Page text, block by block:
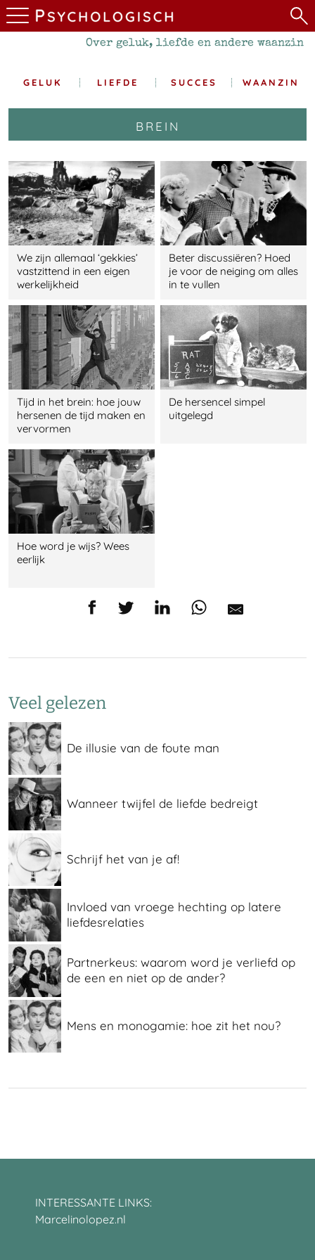
Over geluk, liefde en andere waanzin
GELUK LIEFDE SUCCES WAANZIN
brein
We zijn allemaal ‘gekkies’
vastzittend in een eigen
werkelijkheid
Beter discussiëren? Hoed
je voor de neiging om alles
in te vullen
Tijd in het brein: hoe jouw
hersenen de tijd maken en
vervormen
De hersencel simpel
uitgelegd
Hoe word je wijs? Wees
eerlijk
Veel gelezen
De illusie van de foute man
Wanneer twijfel de liefde bedreigt
Schrijf het van je af!
Invloed van vroege hechting op latere
liefdesrelaties
Partnerkeus: waarom word je verliefd op
de een en niet op de ander?
Mens en monogamie: hoe zit het nou?
INTERESSANTE LINKS:
Marcelinolopez.nl